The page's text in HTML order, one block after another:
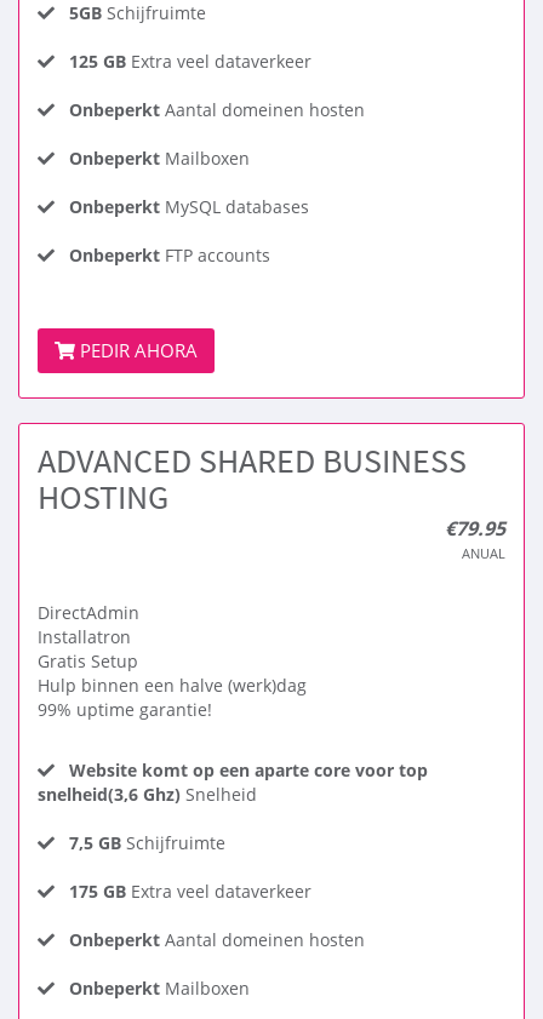
5GB Schijfruimte
125 GB Extra veel dataverkeer
Onbeperkt Aantal domeinen hosten
Onbeperkt Mailboxen
Onbeperkt MySQL databases
Onbeperkt FTP accounts
PEDIR AHORA
ADVANCED SHARED BUSINESS
HOSTING
€79.95
ANUAL
DirectAdmin
Installatron
Gratis Setup
Hulp binnen een halve (werk)dag
99% uptime garantie!
Website komt op een aparte core voor top
snelheid(3,6 Ghz) Snelheid
7,5 GB Schijfruimte
175 GB Extra veel dataverkeer
Onbeperkt Aantal domeinen hosten
Onbeperkt Mailboxen